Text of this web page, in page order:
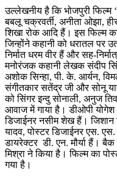
उल्लेखनीय है कि भोजपुरी फिल्म
बबलू चक्रवर्ती, अनीता ओझा,
शिखा रोक आदि हैं। इस फिल्म
जिन्होंने कहानी को धरातल पर
निर्मात धरम वीर हैं और सह-
मनोरंजक कहानी लेखक संदीप
अशोक सिन्हा, पी. के. आर्यन,
संगीतकार सतेंद्र जी और सोनू
को सिंगर इन्दु सोनाली, अनुज
आवाज में गाया है। डीओपी योगेश
डिजाईनर नसीम शेख हैं।
यादव, पोस्टर डिजाईनर एस.
डायरेक्टर डी. एन. मौर्या हैं।
मिश्रा ने किया है। फिल्म का
गया है।